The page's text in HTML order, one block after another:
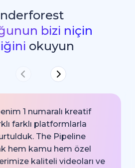
bizi niçin
okuyun
1 numaralı kreatif
farklı platformlarla
The Pipeline
hem kamu hem özel
kaliteli videoları ve